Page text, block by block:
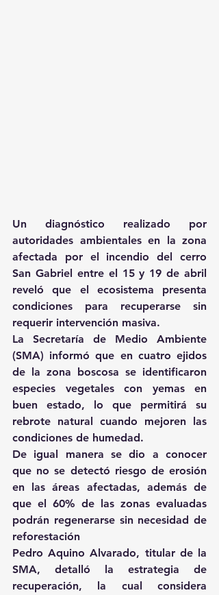
Un diagnóstico realizado por
autoridades ambientales en la zona
afectada por el incendio del cerro
San Gabriel entre el 15 y 19 de abril
reveló que el ecosistema presenta
condiciones para recuperarse sin
requerir intervención masiva.
La Secretaría de Medio Ambiente
(SMA) informó que en cuatro ejidos
de la zona boscosa se identificaron
especies vegetales con yemas en
buen estado, lo que permitirá su
rebrote natural cuando mejoren las
condiciones de humedad.
De igual manera se dio a conocer
que no se detectó riesgo de erosión
en las áreas afectadas, además de
que el 60% de las zonas evaluadas
podrán regenerarse sin necesidad de
reforestación
Pedro Aquino Alvarado, titular de la
SMA, detalló la estrategia de
recuperación, la cual considera